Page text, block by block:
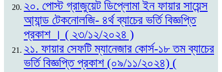
২০. পোস্ট গ্রাজুয়েট ডিপ্লোমা ইন ফায়ার সায়েন্স
আ্যান্ড টেকনোলজি- ৪র্থ ব্যাচের ভর্তি বিজ্ঞপ্তি
প্রকাশ । ( ২৩/১২/২০২৪ )
২১. ফায়ার সেফটি ম্যানেজার কোর্স-১৮ তম ব্যাচের
ভর্তি বিজ্ঞপ্তি প্রকাশ (০৯/১১/২০২৪) (